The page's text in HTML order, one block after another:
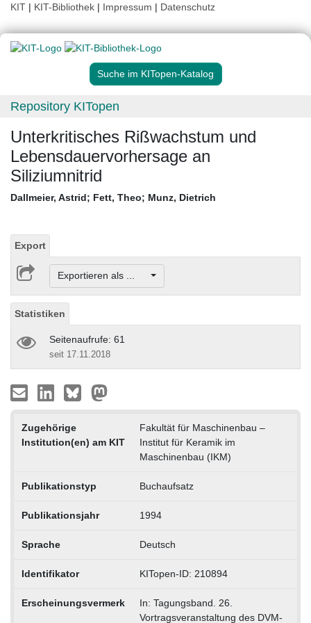
KIT | KIT-Bibliothek | Impressum | Datenschutz
Suche im KITopen-Katalog
Repository KITopen
Unterkritisches Rißwachstum und
Lebensdauervorhersage an
Siliziumnitrid
Dallmeier, Astrid; Fett, Theo; Munz, Dietrich
Export
Exportieren als ...
Statistiken
Seitenaufrufe: 61
seit 17.11.2018
Zugehörige
Institution(en) am KIT
Fakultät für Maschinenbau –
Institut für Keramik im
Maschinenbau (IKM)
Publikationstyp Buchaufsatz
Publikationsjahr 1994
Sprache Deutsch
Identifikator KITopen-ID: 210894
Erscheinungsvermerk
In: Tagungsband. 26.
Vortragsveranstaltung des DVM-